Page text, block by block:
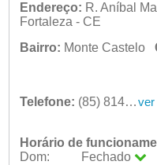
Endereço: R. Aníbal
Fortaleza - CE
Bairro: Monte Castelo
Telefone: (85) 8142-4768 ver
Horário de
Dom:
Fechado